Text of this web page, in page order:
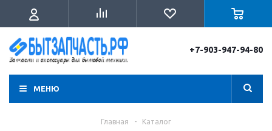
+7-903-947-94-80
МЕНЮ
Главная - Каталог